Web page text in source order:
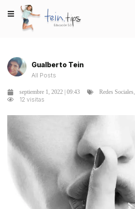
Gualberto Tein
All Posts
septiembre 1, 2022 | 09:43 Redes Sociales,
12 visitas